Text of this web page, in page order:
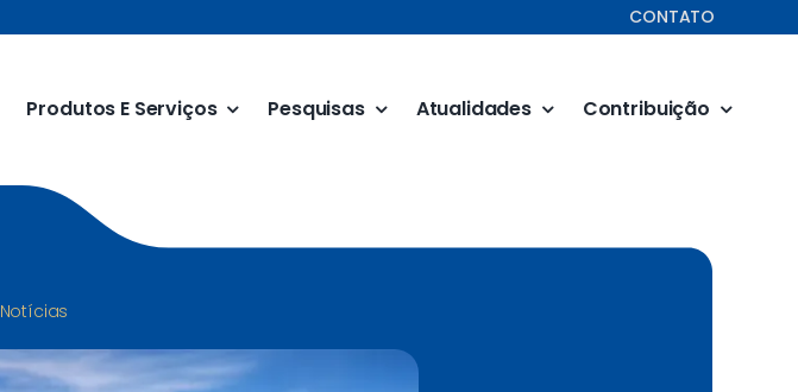
CONTATO
Produtos E Serviços Pesquisas Atualidades Contribuição
Notícias